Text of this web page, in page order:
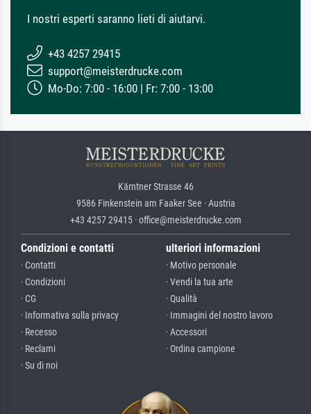
I nostri esperti saranno lieti di aiutarvi.
+43 4257 29415
support@meisterdrucke.com
Mo-Do: 7:00 - 16:00 | Fr: 7:00 - 13:00
Kärntner Strasse 46
9586 Finkenstein am Faaker See · Austria
+43 4257 29415 · office@meisterdrucke.com
Condizioni e contatti
· Contatti
· Condizioni
· CG
· Informativa sulla privacy
· Recesso
· Reclami
· Su di noi
ulteriori informazioni
· Motivo personale
· Vendi la tua arte
· Qualità
· Immagini del nostro lavoro
· Accessori
· Ordina campione